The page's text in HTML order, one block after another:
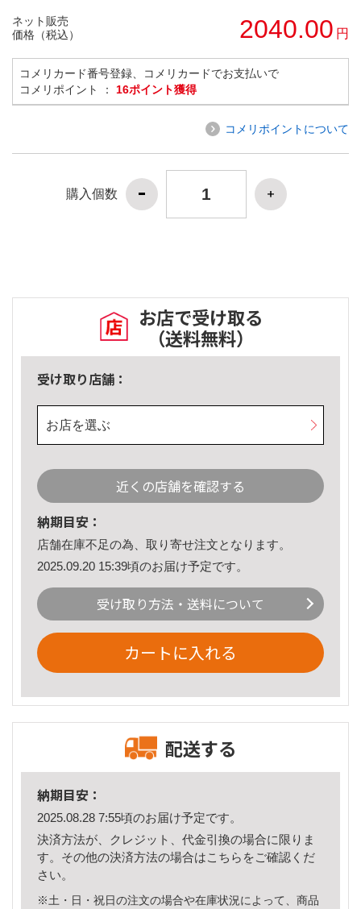
ネット販売
価格（税込）
2040.00 円
コメリカード番号登録、コメリカードでお支払いで
コメリポイント ： 16ポイント獲得
コメリポイントについて
購入個数
お店で受け取る
（送料無料）
受け取り店舗：
お店を選ぶ
近くの店舗を確認する
納期目安：
店舗在庫不足の為、取り寄せ注文となります。
2025.09.20 15:39頃のお届け予定です。
受け取り方法・送料について
カートに入れる
配送する
納期目安：
2025.08.28 7:55頃のお届け予定です。
決済方法が、クレジット、代金引換の場合に限りま
す。その他の決済方法の場合はこちら をご確認くだ
さい。
※土・日・祝日の注文の場合や在庫状況によって、商品